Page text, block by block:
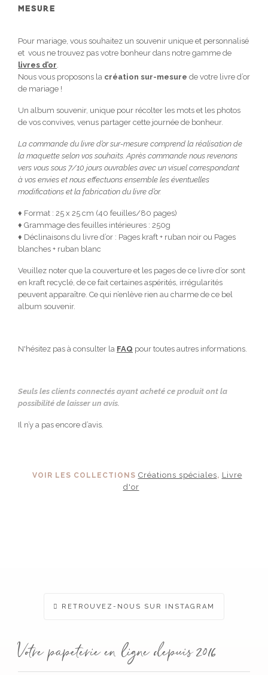
MESURE
Pour mariage, vous souhaitez un souvenir unique et personnalisé
et vous ne trouvez pas votre bonheur dans notre gamme de
livres d’or.
Nous vous proposons la création sur-mesure de votre livre d’or
de mariage !
Un album souvenir, unique pour récolter les mots et les photos
de vos convives, venus partager cette journée de bonheur.
La commande du livre d’or sur-mesure comprend la réalisation de
la maquette selon vos souhaits. Après commande nous revenons
vers vous sous 7/10 jours ouvrables avec un visuel correspondant
à vos envies et nous effectuons ensemble les éventuelles
modifications et la fabrication du livre d’or.
♦ Format : 25 x 25 cm (40 feuilles/80 pages)
♦ Grammage des feuilles intérieures : 250g
♦ Déclinaisons du livre d’or : Pages kraft + ruban noir ou Pages
blanches + ruban blanc
Veuillez noter que la couverture et les pages de ce livre d’or sont
en kraft recyclé, de ce fait certaines aspérités, irrégularités
peuvent apparaître. Ce qui n’enlève rien au charme de ce bel
album souvenir.
N'hésitez pas à consulter la FAQ pour toutes autres informations.
Seuls les clients connectés ayant acheté ce produit ont la
possibilité de laisser un avis.
Il n’y a pas encore d’avis.
VOIR LES COLLECTIONS Créations spéciales, Livre
d'or
RETROUVEZ-NOUS SUR INSTAGRAM
Votre papeterie en ligne depuis 2016